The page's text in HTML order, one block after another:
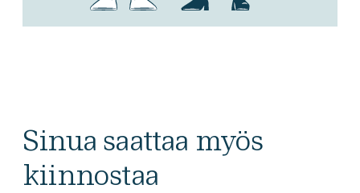
Sinua saattaa myös
kiinnostaa